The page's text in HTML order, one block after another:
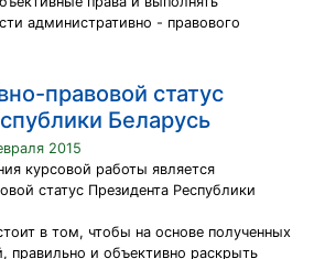
административно - правового
правовой статус
Беларусь
2015
курсовой работы является
статус Президента Республики
в том, чтобы на основе полученных
правильно и объективно раскрыть